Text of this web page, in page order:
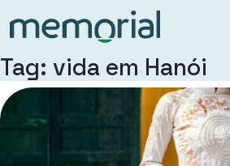
Tag: vida em Hanói